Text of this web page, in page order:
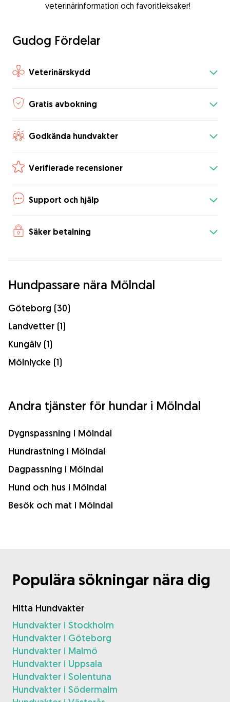
veterinärinformation och favoritleksaker!
Gudog Fördelar
Veterinärskydd
Gratis avbokning
Godkända hundvakter
Verifierade recensioner
Support och hjälp
Säker betalning
Hundpassare nära Mölndal
Göteborg (30)
Landvetter (1)
Kungälv (1)
Mölnlycke (1)
Andra tjänster för hundar i Mölndal
Dygnspassning i Mölndal
Hundrastning i Mölndal
Dagpassning i Mölndal
Hund och hus i Mölndal
Besök och mat i Mölndal
Populära sökningar nära dig
Hitta Hundvakter
Hundvakter i Stockholm
Hundvakter i Göteborg
Hundvakter i Malmö
Hundvakter i Uppsala
Hundvakter i Solentuna
Hundvakter i Södermalm